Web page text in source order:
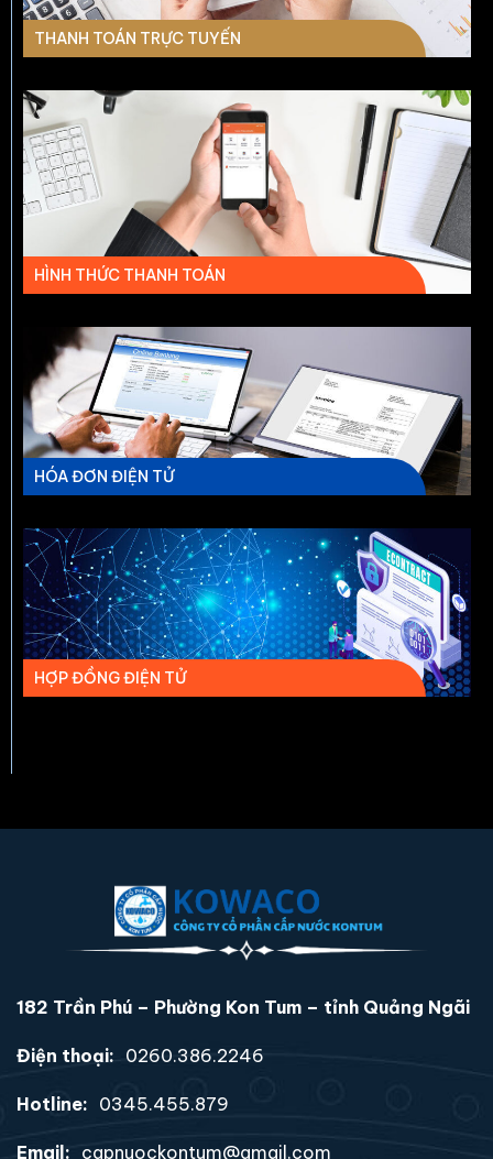
THANH TOÁN TRỰC TUYẾN
HÌNH THỨC THANH TOÁN
HÓA ĐƠN ĐIỆN TỬ
HỢP ĐỒNG ĐIỆN TỬ
182 Trần Phú – Phường Kon Tum – tỉnh Quảng Ngãi
Điện thoại: 0260.386.2246
Hotline: 0345.455.879
Email: capnuockontum@gmail.com